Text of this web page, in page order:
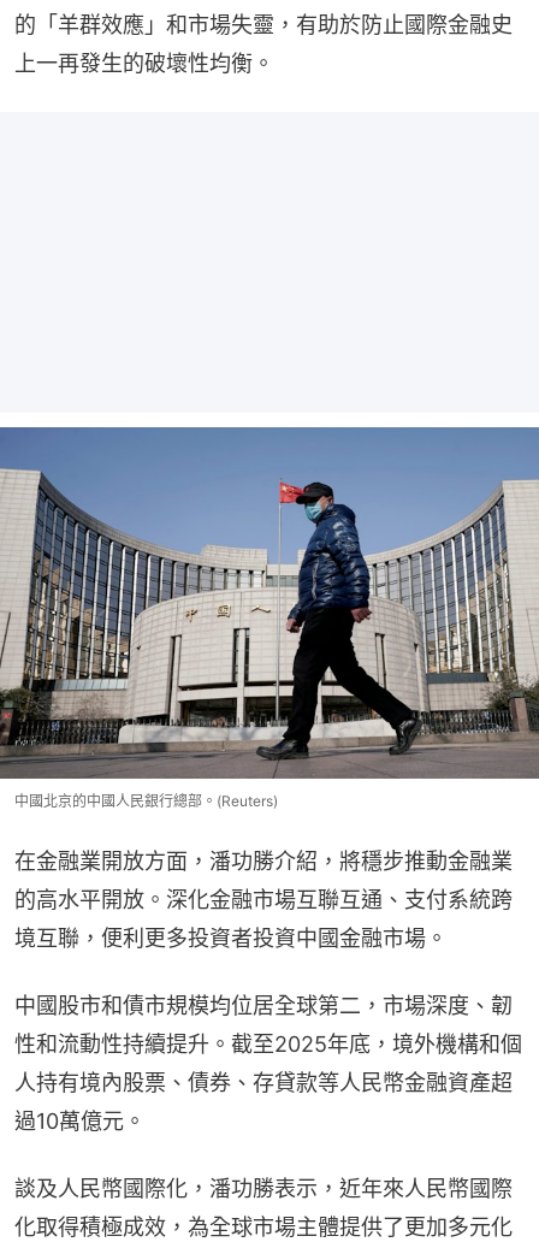
的「羊群效應」和市場失靈，有助於防止國際金融史
上一再發生的破壞性均衡。
中國北京的中國人民銀行總部。(Reuters)
在金融業開放方面，潘功勝介紹，將穩步推動金融業
的高水平開放。深化金融市場互聯互通、支付系統跨
境互聯，便利更多投資者投資中國金融市場。
中國股市和債市規模均位居全球第二，市場深度、韌
性和流動性持續提升。截至2025年底，境外機構和個
人持有境內股票、債券、存貸款等人民幣金融資產超
過10萬億元。
談及人民幣國際化，潘功勝表示，近年來人民幣國際
化取得積極成效，為全球市場主體提供了更加多元化